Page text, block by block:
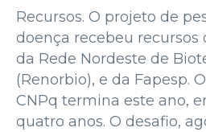
Recursos. O projeto de
doença recebeu recursos
da Rede Nordeste de
(Renorbio), e da Fapesp.
CNPq termina este ano,
quatro anos. O desafio,